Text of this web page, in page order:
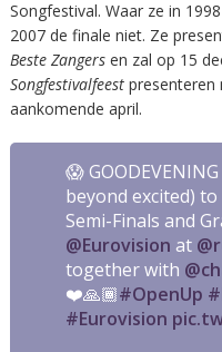
Songfestival. Waar ze in
2007 de finale niet. Ze
Beste Zangersen zal op 15
Songfestivalfeestpresenteren
aankomende april.
😱
beyond excited)
Semi-Finals and
@Eurovision at
together with
❤️🙏🏾#OpenUp
#Eurovision